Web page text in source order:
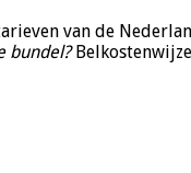
van de
bundel?